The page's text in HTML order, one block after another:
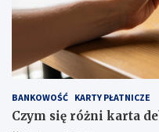
BANKOWOŚĆ KARTY PŁATNICZE
Czym się różni karta